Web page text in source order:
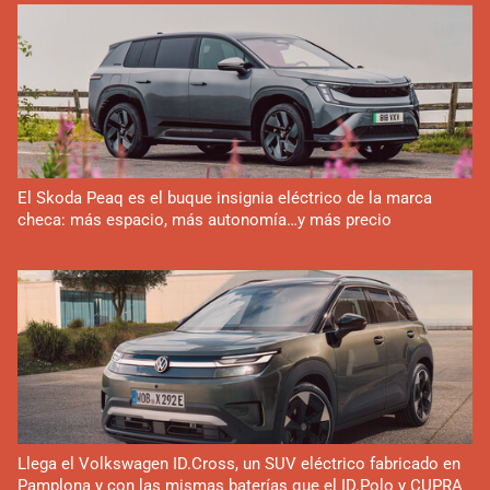
El Skoda Peaq es el buque insignia eléctrico de la marca
checa: más espacio, más autonomía…y más precio
Llega el Volkswagen ID.Cross, un SUV eléctrico fabricado en
Pamplona y con las mismas baterías que el ID.Polo y CUPRA